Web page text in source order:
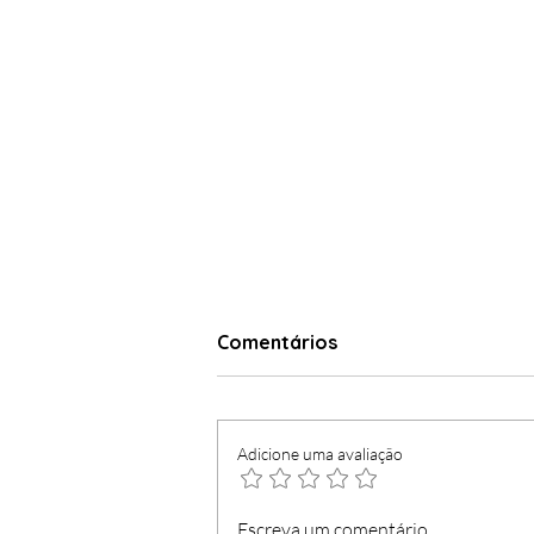
Comentários
Adicione uma avaliação
Escreva um comentário